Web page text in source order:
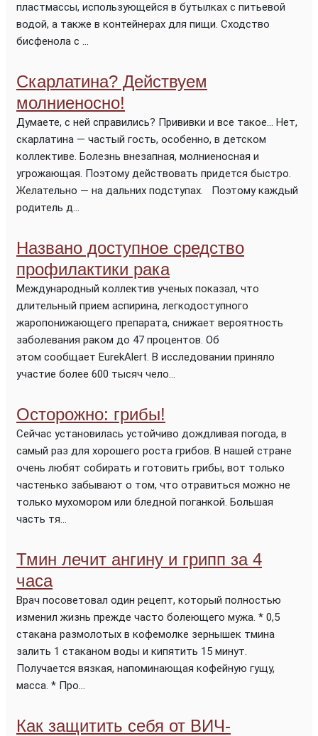
пластмассы, использующейся в бутылках с питьевой
водой, а также в контейнерах для пищи. Сходство
бисфенола с ...
Скарлатина? Действуем
молниеносно!
Думаете, с ней справились? Прививки и все такое… Нет,
скарлатина — частый гость, особенно, в детском
коллективе. Болезнь внезапная, молниеносная и
угрожающая. Поэтому действовать придется быстро.
Желательно — на дальних подступах. Поэтому каждый
родитель д...
Названо доступное средство
профилактики рака
Международный коллектив ученых показал, что
длительный прием аспирина, легкодоступного
жаропонижающего препарата, снижает вероятность
заболевания раком до 47 процентов. Об
этом сообщает EurekAlert. В исследовании приняло
участие более 600 тысяч чело...
Осторожно: грибы!
Сейчас установилась устойчиво дождливая погода, в
самый раз для хорошего роста грибов. В нашей стране
очень любят собирать и готовить грибы, вот только
частенько забывают о том, что отравиться можно не
только мухомором или бледной поганкой. Большая
часть тя...
Тмин лечит ангину и грипп за 4
часа
Врач посоветовал один рецепт, который полностью
изменил жизнь прежде часто болеющего мужа. * 0,5
стакана размолотых в кофемолке зернышек тмина
залить 1 стаканом воды и кипятить 15 минут.
Получается вязкая, напоминающая кофейную гущу,
масса. * Про...
Как защитить себя от ВИЧ-